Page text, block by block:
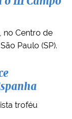
no Centro de
Paulo (SP).
troféu